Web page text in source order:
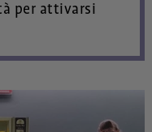
per attivarsi